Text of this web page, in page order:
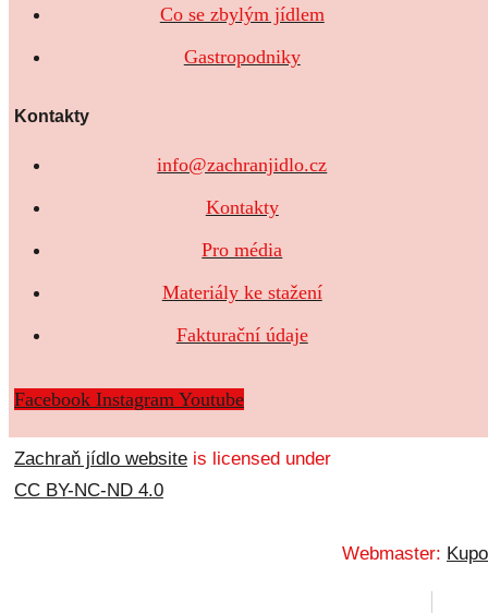
Co se zbylým jídlem
Gastropodniky
Kontakty
info@zachranjidlo.cz
Kontakty
Pro média
Materiály ke stažení
Fakturační údaje
Facebook Instagram Youtube
Zachraň jídlo website is licensed under
CC BY-NC-ND 4.0
Webmaster: